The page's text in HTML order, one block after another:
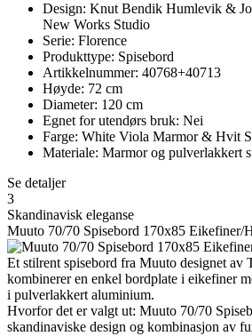
Design: Knut Bendik Humlevik &
New Works Studio
Serie: Florence
Produkttype: Spisebord
Artikkelnummer: 40768+40713
Høyde: 72 cm
Diameter: 120 cm
Egnet for utendørs bruk: Nei
Farge: White Viola Marmor & Hvit
Materiale: Marmor og pulverlakkert
Se detaljer
3
Skandinavisk eleganse
Muuto 70/70 Spisebord 170x85 Eikefiner/
Et stilrent spisebord fra Muuto designet av
kombinerer en enkel bordplate i eikefiner
i pulverlakkert aluminium.
Hvorfor det er valgt ut: Muuto 70/70
skandinaviske design og kombinasjon av